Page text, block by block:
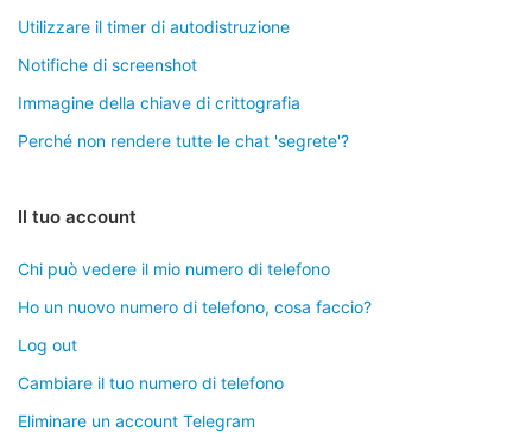
Utilizzare il timer di autodistruzione
Notifiche di screenshot
Immagine della chiave di crittografia
Perché non rendere tutte le chat 'segrete'?
Il tuo account
Chi può vedere il mio numero di telefono
Ho un nuovo numero di telefono, cosa faccio?
Log out
Cambiare il tuo numero di telefono
Eliminare un account Telegram